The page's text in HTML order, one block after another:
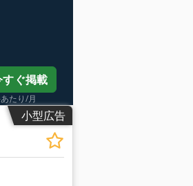
すぐ掲載
たり/月
小型広告